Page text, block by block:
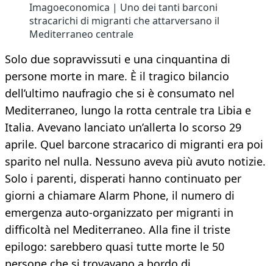
Imagoeconomica | Uno dei tanti barconi
stracarichi di migranti che attarversano il
Mediterraneo centrale
Solo due sopravvissuti e una cinquantina di
persone morte in mare. È il tragico bilancio
dell’ultimo naufragio che si è consumato nel
Mediterraneo, lungo la rotta centrale tra Libia e
Italia. Avevano lanciato un’allerta lo scorso 29
aprile. Quel barcone stracarico di migranti era poi
sparito nel nulla. Nessuno aveva più avuto notizie.
Solo i parenti, disperati hanno continuato per
giorni a chiamare Alarm Phone, il numero di
emergenza auto-organizzato per migranti in
difficoltà nel Mediterraneo. Alla fine il triste
epilogo: sarebbero quasi tutte morte le 50